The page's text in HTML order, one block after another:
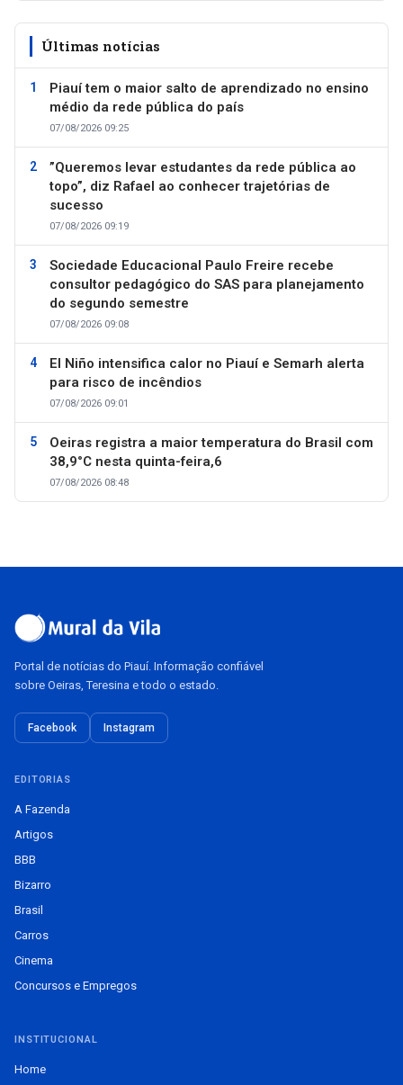
Últimas notícias
Piauí tem o maior salto de aprendizado no ensino
médio da rede pública do país
07/08/2026 09:25
”Queremos levar estudantes da rede pública ao
topo”, diz Rafael ao conhecer trajetórias de
sucesso
07/08/2026 09:19
Sociedade Educacional Paulo Freire recebe
consultor pedagógico do SAS para planejamento
do segundo semestre
07/08/2026 09:08
El Niño intensifica calor no Piauí e Semarh alerta
para risco de incêndios
07/08/2026 09:01
Oeiras registra a maior temperatura do Brasil com
38,9°C nesta quinta-feira,6
07/08/2026 08:48
Portal de notícias do Piauí. Informação confiável
sobre Oeiras, Teresina e todo o estado.
Facebook Instagram
EDITORIAS
A Fazenda
Artigos
BBB
Bizarro
Brasil
Carros
Cinema
Concursos e Empregos
INSTITUCIONAL
Home